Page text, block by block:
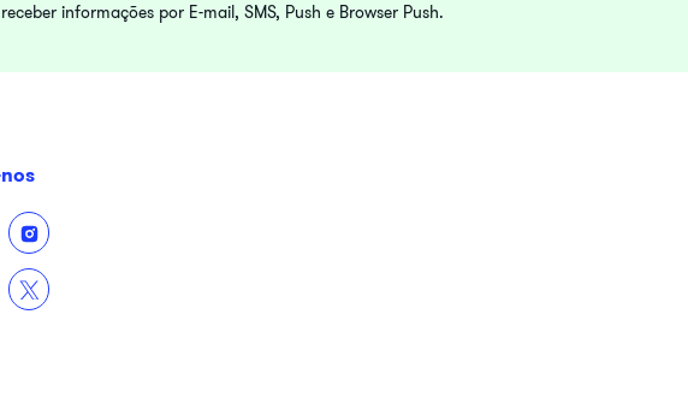
informações por E-mail, SMS, Push e Browser Push.